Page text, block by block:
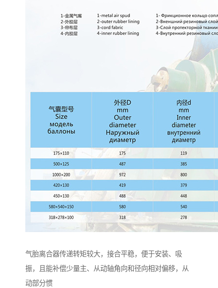
气胎离合器传递转矩较大，接合平稳，便于安装、吸
振，且能补偿少量主、从动轴角向和径向相对偏移，从
动部分惯